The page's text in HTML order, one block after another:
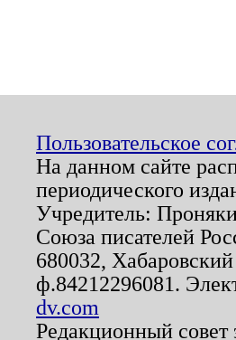
Пользовательское
На данном сайте
периодического
Учредитель:
Союза писателей
680032,
ф.84212296081.
dv.com
Редакционный совет